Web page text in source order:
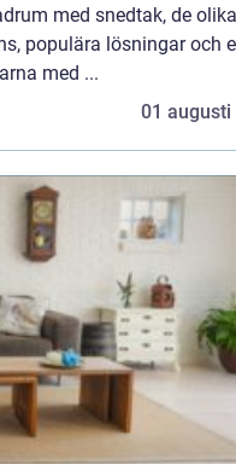
med snedtak, de olika
populära lösningar och
med ...
01 augusti